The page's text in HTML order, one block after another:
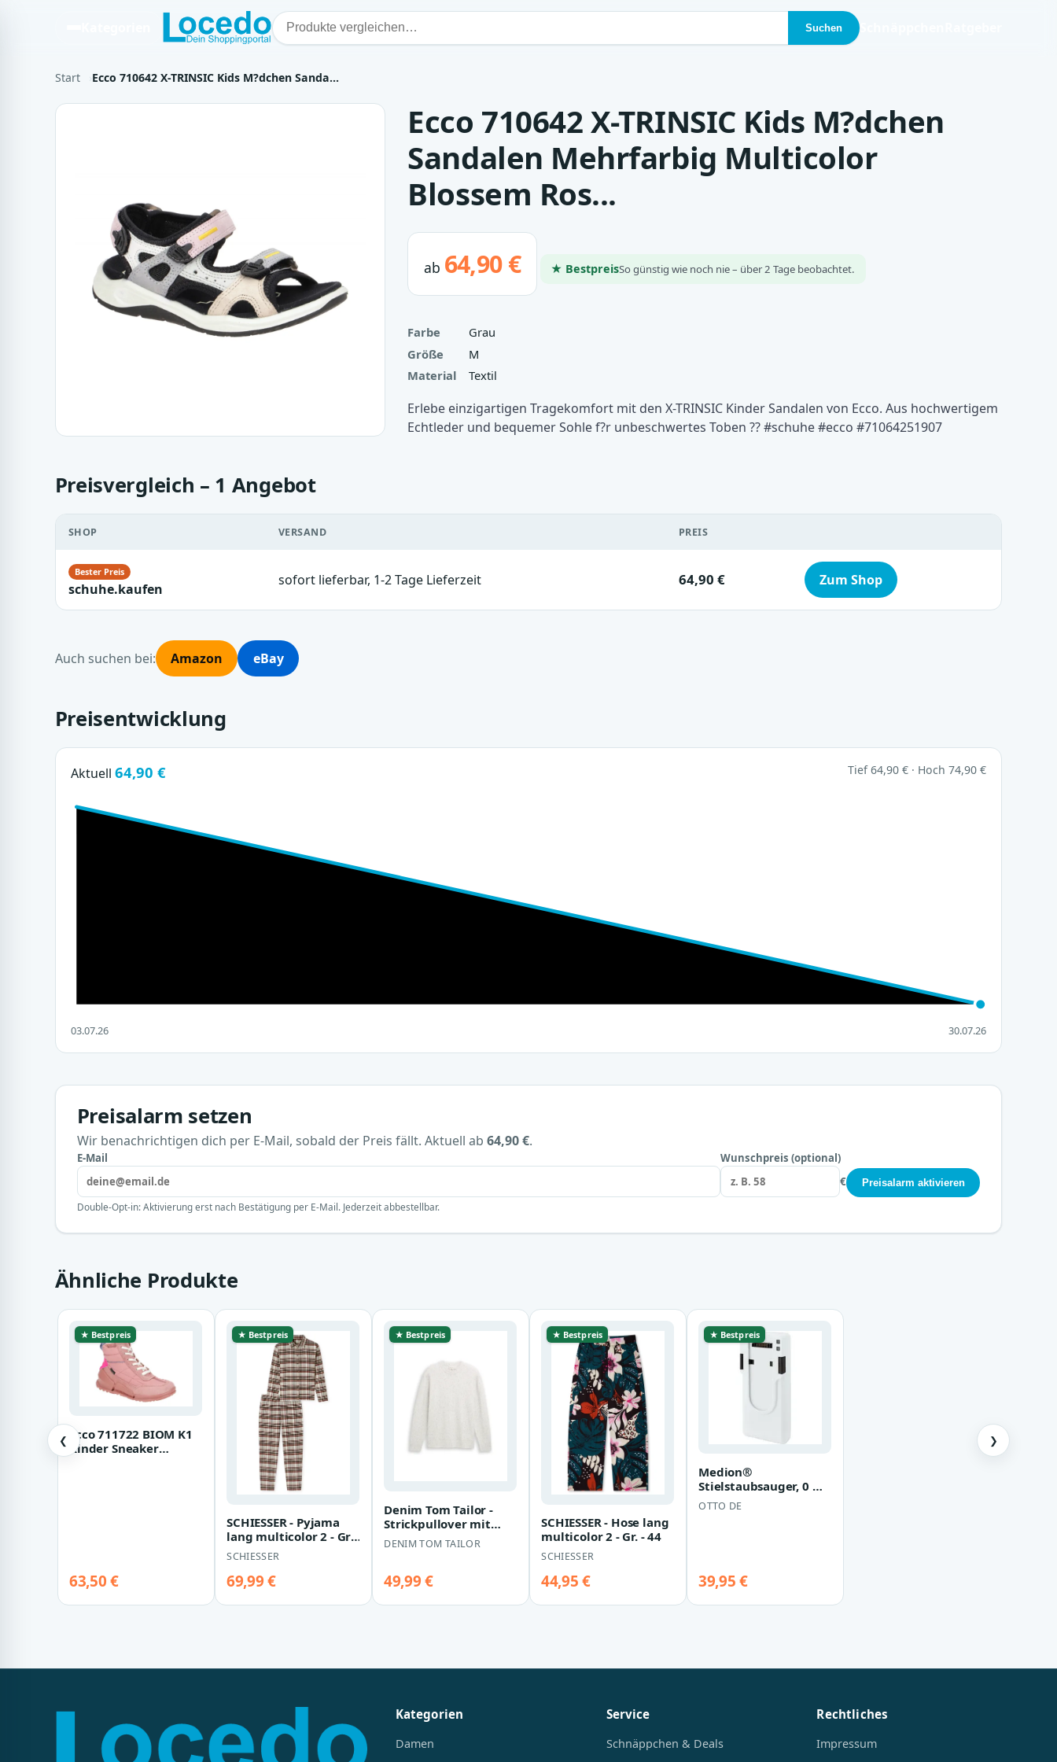
Suchen
Start Ecco 710642 X-TRINSIC Kids M?dchen Sanda…
Ecco 710642 X-TRINSIC Kids M?dchen
Sandalen Mehrfarbig Multicolor
Blossem Ros...
ab 64,90 € ★ BestpreisSo günstig wie noch nie – über 2 Tage beobachtet.
Farbe
Grau
Größe
M
Material
Textil
Erlebe einzigartigen Tragekomfort mit den X-TRINSIC Kinder Sandalen von Ecco. Aus hochwertigem
Echtleder und bequemer Sohle f?r unbeschwertes Toben ?? #schuhe #ecco #71064251907
Preisvergleich – 1 Angebot
SHOP VERSAND PREIS
schuhe.kaufen
sofort lieferbar, 1-2 Tage Lieferzeit 64,90 € Zum Shop
Auch suchen bei: Amazon eBay
Preisentwicklung
Aktuell 64,90 € Tief 64,90 € · Hoch 74,90 €
03.07.26 30.07.26
Preisalarm setzen
Wir benachrichtigen dich per E-Mail, sobald der Preis fällt. Aktuell ab 64,90 €.
E-Mail
Wunschpreis (optional)
€
Preisalarm aktivieren
Double-Opt-in: Aktivierung erst nach Bestätigung per E-Mail. Jederzeit abbestellbar.
Ähnliche Produkte
❮
★ Bestpreis
Ecco 711722 BIOM K1
Kinder Sneaker
63,50 €
★ Bestpreis
SCHIESSER - Pyjama
lang multicolor 2 - Gr. -
42
SCHIESSER
69,99 €
★ Bestpreis
Denim Tom Tailor -
Strickpullover mit
Rundhalsausschnitt
offwhite mult…
DENIM TOM TAILOR
49,99 €
★ Bestpreis
SCHIESSER - Hose lang
multicolor 2 - Gr. - 44
SCHIESSER
44,95 €
★ Bestpreis
Medion®
Stielstaubsauger, 0 W,
nein
OTTO DE
39,95 €
❯
Kategorien
Damen
Service
Schnäppchen & Deals
Rechtliches
Impressum